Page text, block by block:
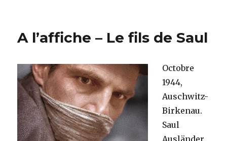
du
mal
–
30
mars
2016
20h55
A l’affiche – Le fils de Saul
Octobre
1944,
Auschwitz-
Birkenau.
Saul